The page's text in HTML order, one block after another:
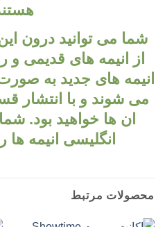
شما می توانید درون
از انیمه های قدیمی و
انیمه های جدید به
می شوند و با انتشار
ان ها خواهید بود.
انگلیسی انیمه ها
محصولات مرتبط